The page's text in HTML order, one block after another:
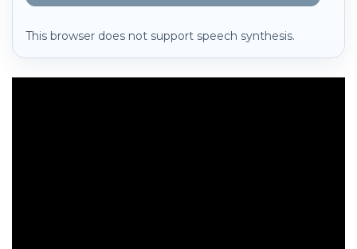
This browser does not support speech synthesis.